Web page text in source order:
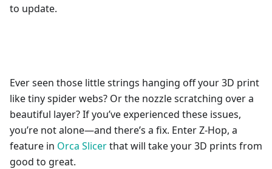
to update.
Ever seen those little strings hanging off your 3D print
like tiny spider webs? Or the nozzle scratching over a
beautiful layer? If you’ve experienced these issues,
you’re not alone—and there’s a fix. Enter Z-Hop, a
feature in Orca Slicerthat will take your 3D prints from
good to great.